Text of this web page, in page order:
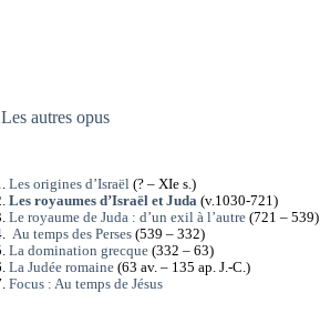
Les autres opus
Les origines d’Israël(? – XIe s.)
Les royaumes d’Israël et Juda(v.1030-721)
Le royaume de Juda : d’un exil à l’autre (721 – 539)
Au temps des Perses(539 – 332)
La domination grecque(332 – 63)
La Judée romaine(63 av. – 135 ap. J.-C.)
Focus : Au temps de Jésus